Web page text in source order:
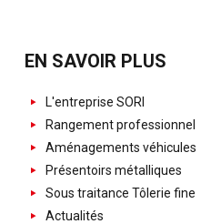
EN SAVOIR PLUS
L'entreprise SORI
Rangement professionnel
Aménagements véhicules
Présentoirs métalliques
Sous traitance Tôlerie fine
Actualités